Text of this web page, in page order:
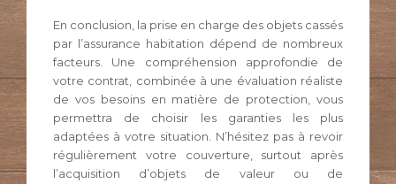
En conclusion, la prise en charge des objets cassés
par l’assurance habitation dépend de nombreux
facteurs. Une compréhension approfondie de
votre contrat, combinée à une évaluation réaliste
de vos besoins en matière de protection, vous
permettra de choisir les garanties les plus
adaptées à votre situation. N’hésitez pas à revoir
régulièrement votre couverture, surtout après
l’acquisition d’objets de valeur ou de